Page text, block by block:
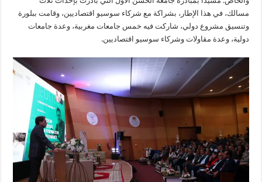
مسالك، في هذا الإطار، بشراكة مع شركاء سوسيو اقتصاديين، وقامت ببلورة
وتنسيق مشروع دولي، شاركت فيه خمس جامعات مغربية، وعدة جامعات
دولية، وعدة مقاولات وشركاء سوسيو اقتصاديين.